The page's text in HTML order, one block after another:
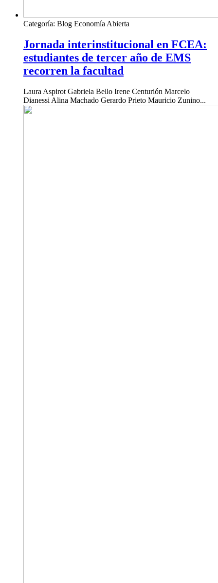
Categoría: Blog Economía Abierta
Jornada interinstitucional en FCEA:
estudiantes de tercer año de EMS
recorren la facultad
Laura Aspirot Gabriela Bello Irene Centurión Marcelo
Dianessi Alina Machado Gerardo Prieto Mauricio Zunino...